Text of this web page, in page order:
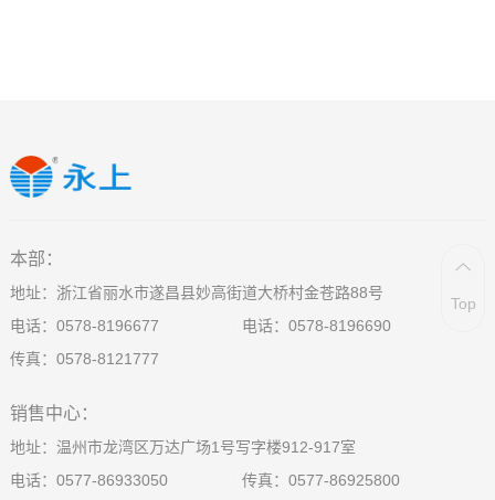
本部：
地址：浙江省丽水市遂昌县妙高街道大桥村金苍路88号
电话： 0578-8196677 电话： 0578-8196690
传真：0578-8121777
销售中心：
地址：温州市龙湾区万达广场1号写字楼912-917室
电话： 0577-86933050 传真：0577-86925800
Top